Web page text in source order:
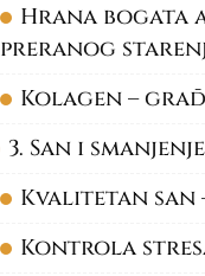
Hrana bogata
preranog
Kolagen –
3. San i
Kvalitetan san
Kontrola